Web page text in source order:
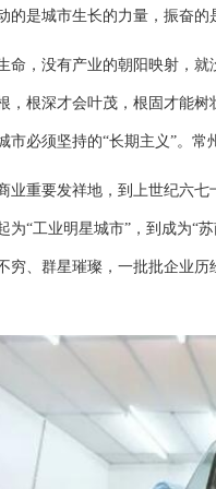
是城市生长的力量，振奋的
，没有产业的朝阳映射，就
，根深才会叶茂，根固才能
市必须坚持的“长期主义”。
重要发祥地，到上世纪六七
为“工业明星城市”，到成为“
穷、群星璀璨，一批批企业